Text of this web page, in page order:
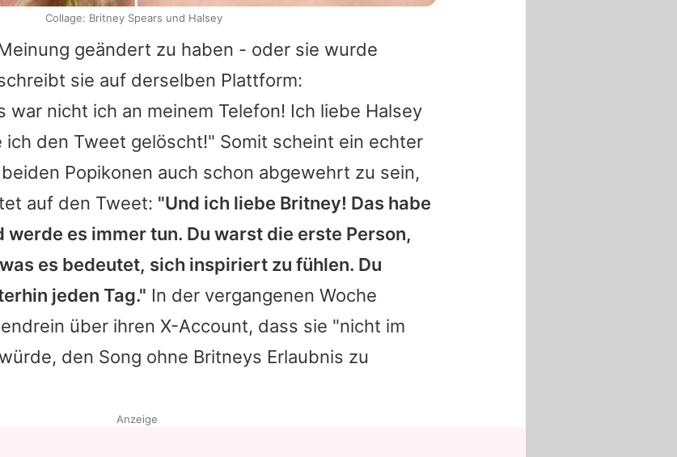
geändert zu haben - oder sie wurde
sie auf derselben Plattform:
war nicht ich an meinem Telefon! Ich liebe Halsey
den Tweet gelöscht!" Somit scheint ein echter
Popikonen auch schon abgewehrt zu sein,
auf den Tweet: "Und ich liebe Britney! Das habe
werde es immer tun. Du warst die erste Person,
es bedeutet, sich inspiriert zu fühlen. Du
jeden Tag." In der vergangenen Woche
über ihren X-Account, dass sie "nicht im
den Song ohne Britneys Erlaubnis zu
Collage: Britney Spears und Halsey
Anzeige